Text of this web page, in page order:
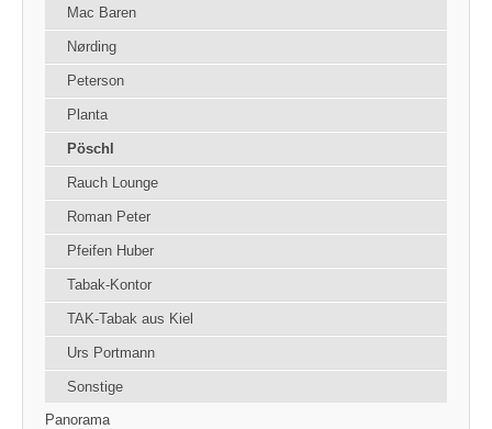
Mac Baren
Nørding
Peterson
Planta
Pöschl
Rauch Lounge
Roman Peter
Pfeifen Huber
Tabak-Kontor
TAK-Tabak aus Kiel
Urs Portmann
Sonstige
Panorama